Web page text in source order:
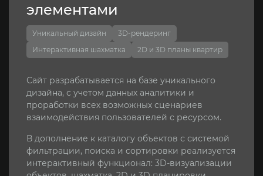
готовом решении
CMS MODX Быстрый запуск от 10 дней
срок! Идеально подходит для агентств
недвижимости, которым нужен быстрый и
надежный сайт.
Используем готовые решения на базе CMS
MODX, что позволяет запустить проект всего за
10 дней. Высокая гибкость при необходимости
масштабирования и доступные цены.